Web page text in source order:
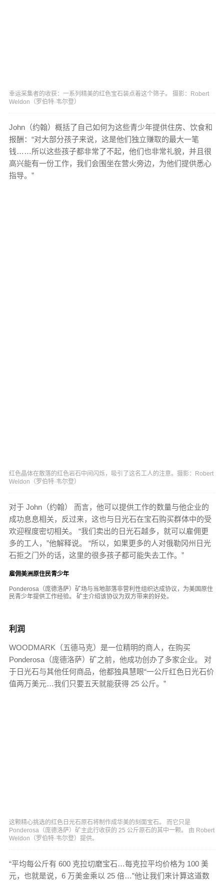
幸运采集者的收获：一系列精美的红色宝石装点着这个筛子。 摄影：Robert
Weldon（罗伯特·韦尔登）
John（约翰）概括了自己如何为这些青少年提供住房、饮食和
报酬：“对大部分孩子来说，这是他们独立赚取的最大一笔
钱……所以这些孩子都非常了不起，他们也非常礼貌，并且很
高兴能有一份工作，我们会围坐在营火旁边，为他们提供悉心
指导。”
红色晶体在散落的红色岩石中间闪烁，吸引了这名工人的注意。摄影：Robert
Weldon（罗伯特·韦尔登）
对于 John（约翰） 而言，他可以​​提供工作的数量与他企业的
成功息息相关，反过来，这也与日光石在宝石购买群体中的受
欢迎程度密切相关。 “我们卖出的日光石越多，就可以雇佣更
多的工人，”他解释说。 “所以，如果更多的人对俄勒冈州日光
石拒之门外的话，这里的很多孩子都可能失去工作。”
雇佣美洲原住民青少年
Ponderosa（庞德洛萨）矿场与当地部落非营利性组织达成协议，为美国原住
民青少年提供工作经验。 矿主介绍该协议为双方带来的好处。
利润
WOODMARK（五德马克）是一位精明的商人，在购买
Ponderosa（庞德洛萨）矿之前，他成功创办了多家企业。 对
于日光石与其他任何商品，他都独具慧眼“一公斤红色日光石价
值两万美元…我们只要五天就能获得 25 公斤。”
这颗精心挑选的红色日光石原石将制作成华美的刻面宝石。 而它只是
Ponderosa（庞德洛萨）矿主此行收获的 25 公斤原石的其中一颗。 由 Robert
Weldon（罗伯特·韦尔登）提供。
“平均每公斤有 600 克拉切磨宝石…每克拉平均价格为 100 美
元，也就是说，6 万美金乘以 25 倍…”他让我们来计算这道数